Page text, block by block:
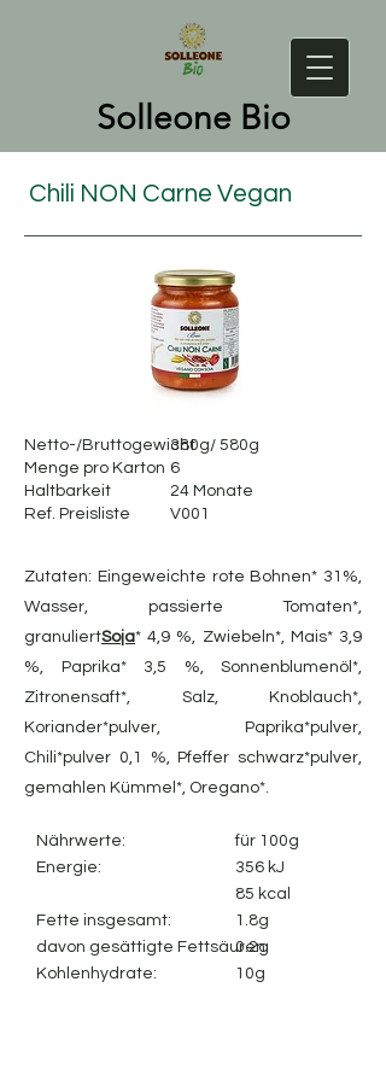
Solleone Bio
Chili NON Carne Vegan
Netto-/Bruttogewicht
Menge pro Karton
Haltbarkeit
Ref. Preisliste
380g/ 580g
6
24 Monate
V001
Zutaten: Eingeweichte rote Bohnen* 31%,
Wasser, passierte Tomaten*,
granuliertSoja* 4,9 %, Zwiebeln*, Mais* 3,9
%, Paprika* 3,5 %, Sonnenblumenöl*,
Zitronensaft*, Salz, Knoblauch*,
Koriander*pulver, Paprika*pulver,
Chili*pulver 0,1 %, Pfeffer schwarz*pulver,
gemahlen Kümmel*, Oregano*.
Nährwerte:
Energie:
Fette insgesamt:
davon gesättigte Fettsäuren:
Kohlenhydrate:
für 100g
356 kJ
85 kcal
1.8g
0.2g
10g